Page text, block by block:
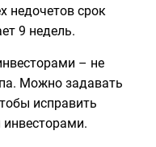
недочетов срок
9 недель.
– не
Можно задавать
исправить